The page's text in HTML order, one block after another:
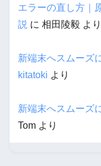
エラーの直し方｜
説 に 相田陵毅 より
新端末へスムーズ
kitatoki より
新端末へスムーズ
Tom より